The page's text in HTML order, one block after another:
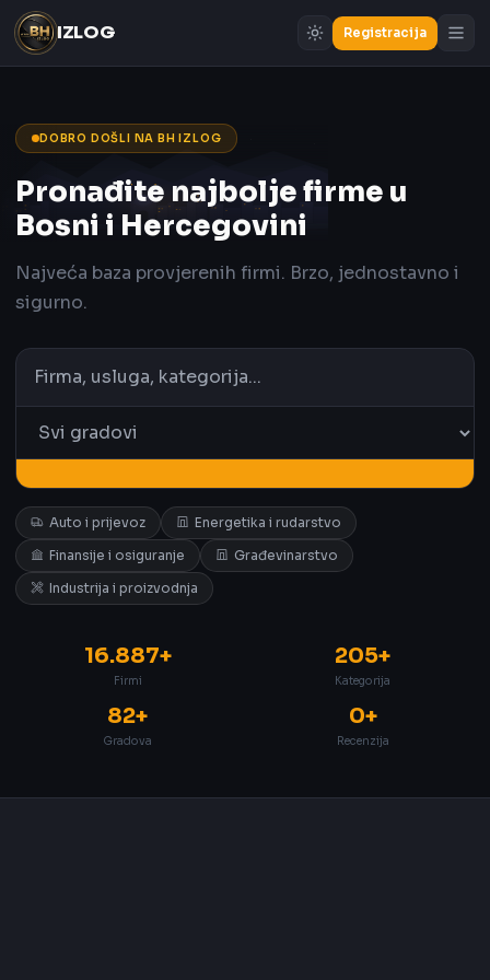
IZLOG Registracija
DOBRO DOŠLI NA BH IZLOG
Pronađite najbolje firme u
Bosni i Hercegovini
Najveća baza provjerenih firmi. Brzo, jednostavno i
sigurno.
Auto i prijevoz
Energetika i rudarstvo
Finansije i osiguranje
Građevinarstvo
Industrija i proizvodnja
16.887+
Firmi
205+
Kategorija
82+
Gradova
0+
Recenzija